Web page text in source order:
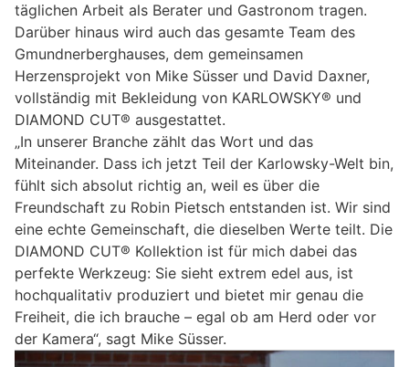
täglichen Arbeit als Berater und Gastronom tragen.
Darüber hinaus wird auch das gesamte Team des
Gmundnerberghauses, dem gemeinsamen
Herzensprojekt von Mike Süsser und David Daxner,
vollständig mit Bekleidung von KARLOWSKY® und
DIAMOND CUT® ausgestattet.
„In unserer Branche zählt das Wort und das
Miteinander. Dass ich jetzt Teil der Karlowsky-Welt bin,
fühlt sich absolut richtig an, weil es über die
Freundschaft zu Robin Pietsch entstanden ist. Wir sind
eine echte Gemeinschaft, die dieselben Werte teilt. Die
DIAMOND CUT® Kollektion ist für mich dabei das
perfekte Werkzeug: Sie sieht extrem edel aus, ist
hochqualitativ produziert und bietet mir genau die
Freiheit, die ich brauche – egal ob am Herd oder vor
der Kamera“, sagt Mike Süsser.